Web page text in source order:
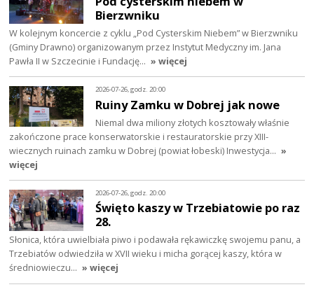
Bierzwniku
W kolejnym koncercie z cyklu „Pod Cysterskim Niebem” w Bierzwniku
(Gminy Drawno) organizowanym przez Instytut Medyczny im. Jana
Pawła II w Szczecinie i Fundację… » więcej
2026-07-26, godz. 20:00
Ruiny Zamku w Dobrej jak nowe
Niemal dwa miliony złotych kosztowały właśnie
zakończone prace konserwatorskie i restauratorskie przy XIII-
wiecznych ruinach zamku w Dobrej (powiat łobeski) Inwestycja… »
więcej
2026-07-26, godz. 20:00
Święto kaszy w Trzebiatowie po raz
28.
Słonica, która uwielbiała piwo i podawała rękawiczkę swojemu panu, a
Trzebiatów odwiedziła w XVII wieku i micha gorącej kaszy, która w
średniowieczu… » więcej